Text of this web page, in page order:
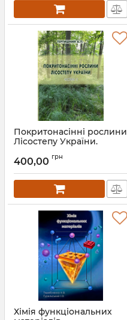
Покритонасінні рослини
Лісостепу України.
Артикул: Л13061
400,00 грн
Хімія функціональних